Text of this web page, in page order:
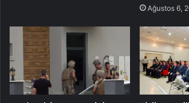
Ağustos 6,